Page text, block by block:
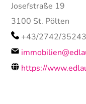
Josefstraße 19
3100 St. Pölten
+43/2742/
https://